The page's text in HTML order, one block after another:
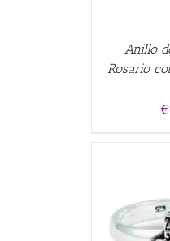
Anillo
Rosario
€